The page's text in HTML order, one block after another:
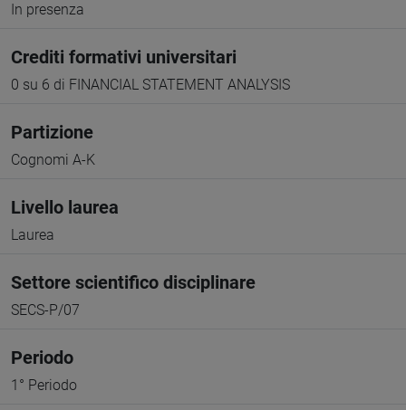
In presenza
Crediti formativi universitari
0 su 6 di FINANCIAL STATEMENT ANALYSIS
Partizione
Cognomi A-K
Livello laurea
Laurea
Settore scientifico disciplinare
SECS-P/07
Periodo
1° Periodo